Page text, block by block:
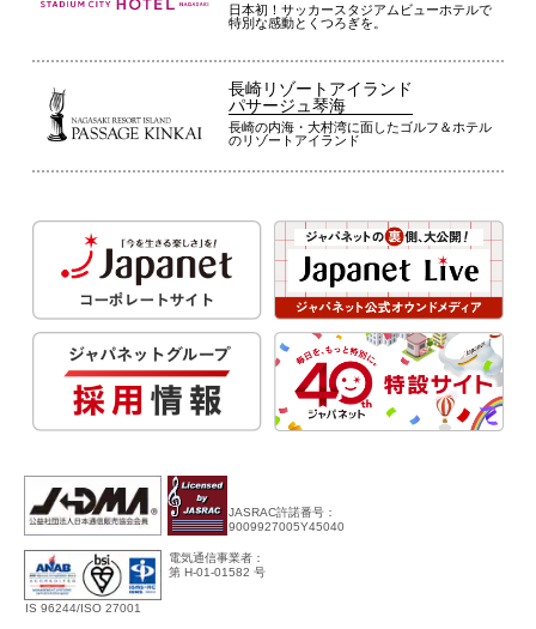
日本初！サッカースタジアムビューホテルで
特別な感動とくつろぎを。
長崎リゾートアイランド
パサージュ琴海
長崎の内海・大村湾に面したゴルフ＆ホテル
のリゾートアイランド
JASRAC許諾番号：
9009927005Y45040
IS 96244/ISO 27001
電気通信事業者：
第 H-01-01582 号